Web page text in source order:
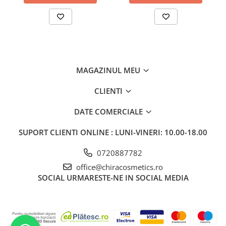
MAGAZINUL MEU
CLIENTI
DATE COMERCIALE
SUPORT CLIENTI ONLINE : LUNI-VINERI: 10.00-18.00
0720887782
office@chiracosmetics.ro
SOCIAL URMARESTE-NE IN SOCIAL MEDIA